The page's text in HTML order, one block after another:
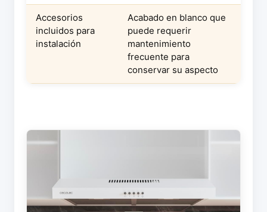
Accesorios
incluidos para
instalación
Acabado en blanco que
puede requerir
mantenimiento
frecuente para
conservar su aspecto